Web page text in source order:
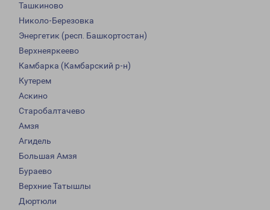
Ташкиново
Николо-Березовка
Энергетик (респ. Башкортостан)
Верхнеяркеево
Камбарка (Камбарский р-н)
Кутерем
Аскино
Старобалтачево
Амзя
Агидель
Большая Амзя
Бураево
Верхние Татышлы
Дюртюли